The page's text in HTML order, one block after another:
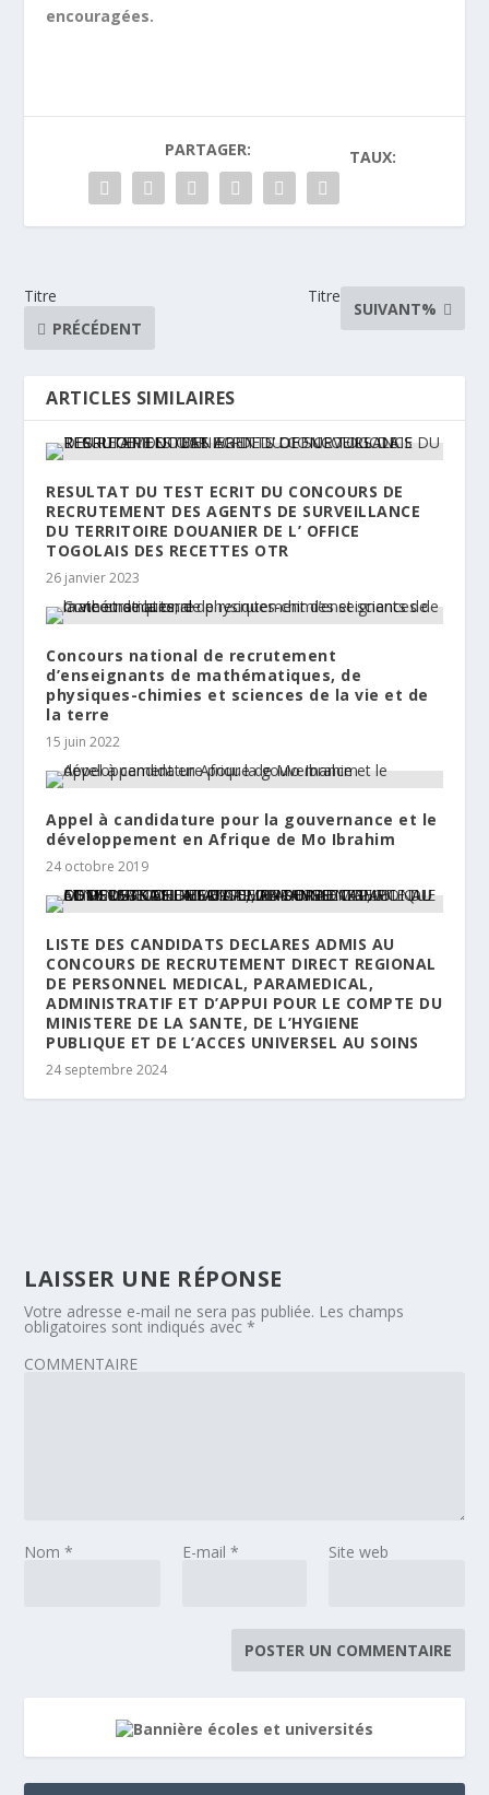
encouragées.
PARTAGER: TAUX:
Titre
PRÉCÉDENT
Titre
SUIVANT%
ARTICLES SIMILAIRES
RESULTAT DU TEST ECRIT DU CONCOURS DE
RECRUTEMENT DES AGENTS DE SURVEILLANCE
DU TERRITOIRE DOUANIER DE L’ OFFICE
TOGOLAIS DES RECETTES OTR
26 janvier 2023
Concours national de recrutement
d’enseignants de mathématiques, de
physiques-chimies et sciences de la vie et de
la terre
15 juin 2022
Appel à candidature pour la gouvernance et le
développement en Afrique de Mo Ibrahim
24 octobre 2019
LISTE DES CANDIDATS DECLARES ADMIS AU
CONCOURS DE RECRUTEMENT DIRECT REGIONAL
DE PERSONNEL MEDICAL, PARAMEDICAL,
ADMINISTRATIF ET D’APPUI POUR LE COMPTE DU
MINISTERE DE LA SANTE, DE L’HYGIENE
PUBLIQUE ET DE L’ACCES UNIVERSEL AU SOINS
24 septembre 2024
LAISSER UNE RÉPONSE
Votre adresse e-mail ne sera pas publiée. Les champs
obligatoires sont indiqués avec*
COMMENTAIRE
Nom* E-mail * Site web